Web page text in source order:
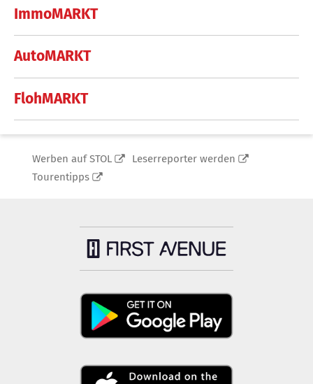
ImmoMARKT
AutoMARKT
FlohMARKT
Werben auf STOL
Leserreporter werden
Tourentipps